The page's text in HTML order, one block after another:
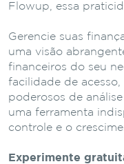
Flowup, essa
Gerencie suas
uma visão
financeiros do seu
facilidade de
poderosos de
uma ferramenta
controle e o
Experimente